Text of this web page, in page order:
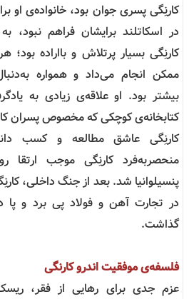
کارنِگی پسری جوان بود، خانواده‌ی
در اسکاتلند برایشان فراهم نبود،
کارنِگی بسیار پرتلاش و بااراده بود؛
ممکن انجام می‌داد و همواره
بیشتر بود. او علاقه‌ی زیادی به
کتابخانه‌‌ی کوچکی که مخصوص پسران
کارنِگی عاشق مطالعه و کسب
منحصربه‌فرد کارنِگی موجب ارتقا
پنسیلوانیا شد. بعد از جنگ داخلی،
در تجارت آهن و فولاد پی برد و
گذاشت.
فلسفه‌ی موفقیت اندرو کارنگی
عزم جدی برای رهایی از فقر،